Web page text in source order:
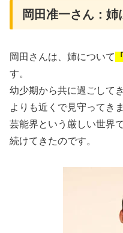
岡田准一さん：姉
岡田さんは、姉について
す。
幼少期から共に過ごして
よりも近くで見守ってき
芸能界という厳しい世界
続けてきたのです。